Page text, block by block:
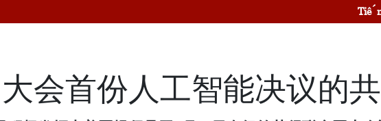
会首份人工智能决议的